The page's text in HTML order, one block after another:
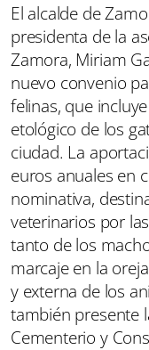
El alcalde de
presidenta de la
Zamora, Miriam
nuevo convenio
felinas, que
etológico de los
ciudad. La
euros anuales en
nominativa,
veterinarios por
tanto de los
marcaje en la
y externa de los
también presente
Cementerio y